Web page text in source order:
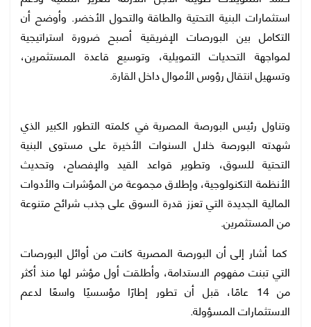
استثمارات البنية التحتية والطاقة والتحول الأخضر. وأوضح أن
التكامل بين البورصات الإفريقية أصبح ضرورة استراتيجية
لمواجهة التحديات التمويلية، وتوسيع قاعدة المستثمرين،
وتسهيل انتقال رؤوس الأموال داخل القارة.
وتناول رئيس البورصة المصرية في كلمته التطور الكبير الذي
شهدته البورصة خلال السنوات الأخيرة على مستوى البنية
التحتية للسوق، وتطوير قواعد القيد والإفصاح، وتحديث
الأنظمة التكنولوجية، وإطلاق مجموعة من المؤشرات والأدوات
المالية الجديدة التي تعزز قدرة السوق على جذب شرائح متنوعة
من المستثمرين.
كما أشار إلى أن البورصة المصرية كانت من أوائل البورصات
التي تبنت مفهوم الاستدامة، وأطلقت أول مؤشر لها منذ أكثر
من 14 عامًا، قبل أن تطور إطارًا مؤسسيًا واسعًا لدعم
الاستثمارات المسؤولة.